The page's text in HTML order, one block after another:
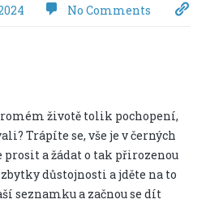
No Comments
životě tolik pochopení,
Trápíte se, vše je v černých
a žádat o tak přirozenou
důstojnosti a jděte na to
seznamku a začnou se dít